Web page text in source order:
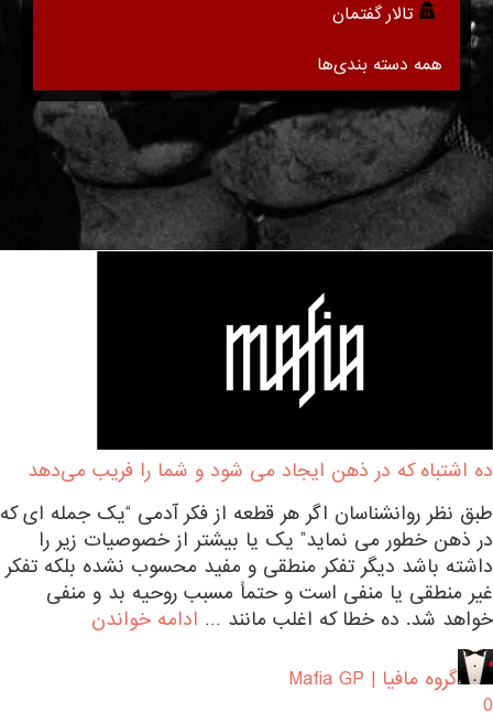
تالار گفتمان
همه دسته بندی‌ها
ده اشتباه که در ذهن ایجاد می شود و شما را فریب می‌دهد
طبق نظر روانشناسان اگر هر قطعه از فکر آدمی “یک جمله ای که
در ذهن خطور می نماید” یک یا بیشتر از خصوصیات زیر را
داشته باشد دیگر تفکر منطقی و مفید محسوب نشده بلکه تفکر
غیر منطقی یا منفی است و حتماً مسبب روحیه بد و منفی
خواهد شد. ده خطا که اغلب مانند … ادامه خواندن
گروه مافیا | Mafia GP
0